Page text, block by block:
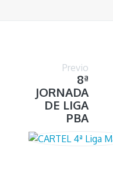
Previo
8ª
JORNADA
DE LIGA
PBA